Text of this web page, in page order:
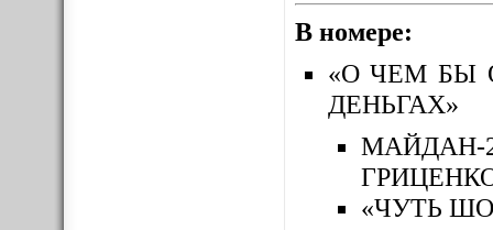
В номере:
«О ЧЕМ БЫ
ДЕНЬГАХ»
«ЧУТЬ